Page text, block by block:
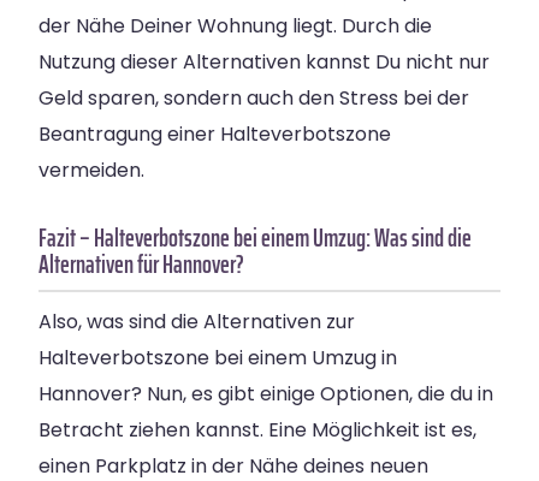
der Nähe Deiner Wohnung liegt. Durch die
Nutzung dieser Alternativen kannst Du nicht nur
Geld sparen, sondern auch den Stress bei der
Beantragung einer Halteverbotszone
vermeiden.
Fazit – Halteverbotszone bei einem Umzug: Was sind die
Alternativen für Hannover?
Also, was sind die Alternativen zur
Halteverbotszone bei einem Umzug in
Hannover? Nun, es gibt einige Optionen, die du in
Betracht ziehen kannst. Eine Möglichkeit ist es,
einen Parkplatz in der Nähe deines neuen